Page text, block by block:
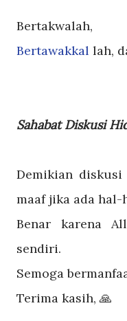
Bertakwalah,
Bertawakkal lah,
Sahabat Diskusi
Demikian
maaf jika ada hal-
Benar karena
sendiri.
Semoga
Terima kasih, 🙏